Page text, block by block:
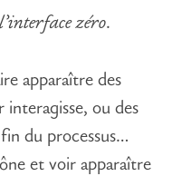
l’interface zéro.
apparaître des
interagisse, ou des
du processus…
et voir apparaître